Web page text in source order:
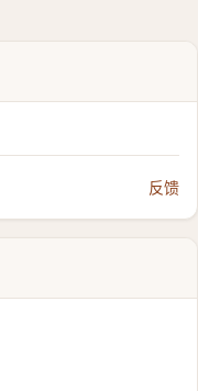
反馈